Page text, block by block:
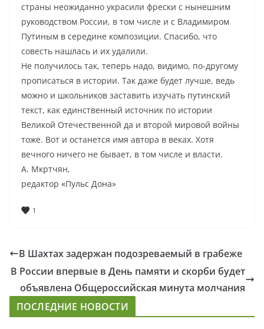
страны неожиданно украсили фрески с нынешним
руководством России, в том числе и с Владимиром
Путиным в середине композиции. Спасибо, что
совесть нашлась и их удалили.
Не получилось так, теперь надо, видимо, по-другому
прописаться в истории. Так даже будет лучше, ведь
можно и школьников заставить изучать путинский
текст, как единственный источник по истории
Великой Отечественной да и второй мировой войны
тоже. Вот и останется имя автора в веках. Хотя
вечного ничего не бывает, в том числе и власти.
А. Мкртчян,
редактор «Пульс Дона»
1
В Шахтах задержан подозреваемый в грабеже
В России впервые в День памяти и скорби будет
объявлена Общероссийская минута молчания
ПОСЛЕДНИЕ НОВОСТИ